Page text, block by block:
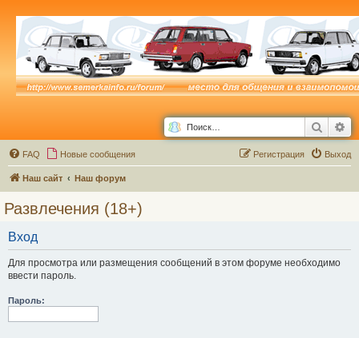
Поиск
FAQ Новые сообщения Выход
Регистрация
Наш сайт Наш форум
Развлечения (18+)
Вход
Для просмотра или размещения сообщений в этом форуме необходимо
ввести пароль.
Пароль: